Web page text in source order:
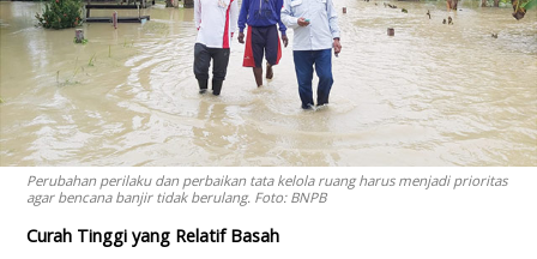
Perubahan perilaku dan perbaikan tata kelola ruang harus menjadi prioritas
agar bencana banjir tidak berulang. Foto: BNPB
Curah Tinggi yang Relatif Basah